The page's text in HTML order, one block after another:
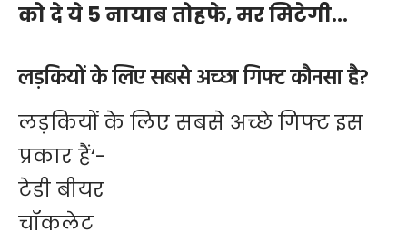
को दे ये 5 नायाब तोहफे, मर मिटेगी…
लड़कियों के लिए सबसे अच्छा गिफ्ट कौनसा है?
लड़कियों के लिए सबसे अच्छे गिफ्ट इस
प्रकार हैं‘-
टेडी बीयर
चॉकलेट